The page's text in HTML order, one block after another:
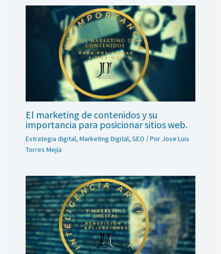
El marketing de contenidos y su
importancia para posicionar sitios web.
Estrategia digital, Marketing Digital, SEO / Por Jose Luis
Torres Mejía